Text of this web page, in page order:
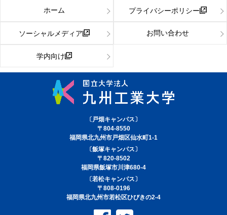
ホーム プライバシーポリシー
ソーシャルメディア お問い合わせ
学内向け
〔戸畑キャンパス〕
〒804-8550
福岡県北九州市戸畑区仙水町1-1
〔飯塚キャンパス〕
〒820-8502
福岡県飯塚市川津680-4
〔若松キャンパス〕
〒808-0196
福岡県北九州市若松区ひびきの2-4